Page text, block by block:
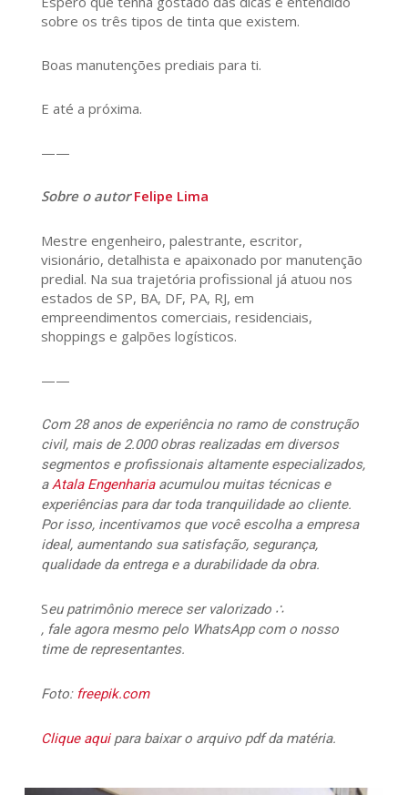
sobre os três tipos de tinta que existem.
Boas manutenções prediais para ti.
E até a próxima.
——
Sobre o autorFelipe Lima
Mestre engenheiro, palestrante, escritor,
visionário, detalhista e apaixonado por manutenção
predial. Na sua trajetória profissional já atuou nos
estados de SP, BA, DF, PA, RJ, em
empreendimentos comerciais, residenciais,
shoppings e galpões logísticos.
——
Com 28 anos de experiência no ramo de construção
civil, mais de 2.000 obras realizadas em diversos
segmentos e profissionais altamente especializados,
aAtala Engenhariaacumulou muitas técnicas e
experiências para dar toda tranquilidade ao cliente.
Por isso, incentivamos que você escolha a empresa
ideal, aumentando sua satisfação, segurança,
qualidade da entrega e a durabilidade da obra.
Seu patrimônio merece ser valorizado ∴
, fale agora mesmo pelo WhatsApp com o nosso
time de representantes.
Foto: freepik.com
Clique aquipara baixar o arquivo pdf da matéria.